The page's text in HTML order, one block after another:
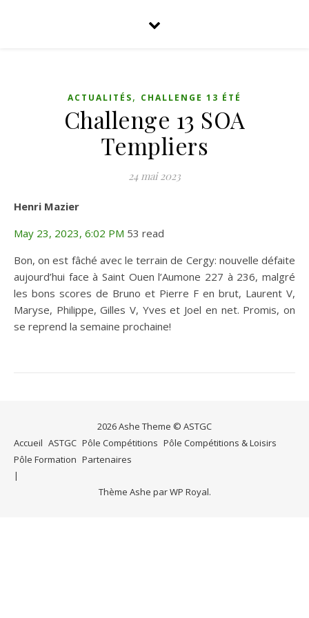
ACTUALITÉS, CHALLENGE 13 ÉTÉ
Challenge 13 SOA
Templiers
24 mai 2023
Henri Mazier
May 23, 2023, 6:02 PM 53 read
Bon, on est fâché avec le terrain de Cergy: nouvelle défaite
aujourd’hui face à Saint Ouen l’Aumone 227 à 236, malgré
les bons scores de Bruno et Pierre F en brut, Laurent V,
Maryse, Philippe, Gilles V, Yves et Joel en net. Promis, on
se reprend la semaine prochaine!
2026 Ashe Theme © ASTGC
Accueil ASTGC Pôle Compétitions Pôle Compétitions & Loisirs
Pôle Formation Partenaires
Thème Ashe parWP Royal.